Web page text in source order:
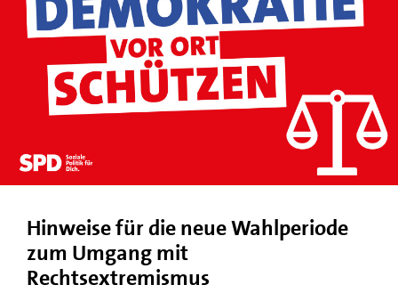
Hinweise für die neue Wahlperiode
zum Umgang mit
Rechtsextremismus